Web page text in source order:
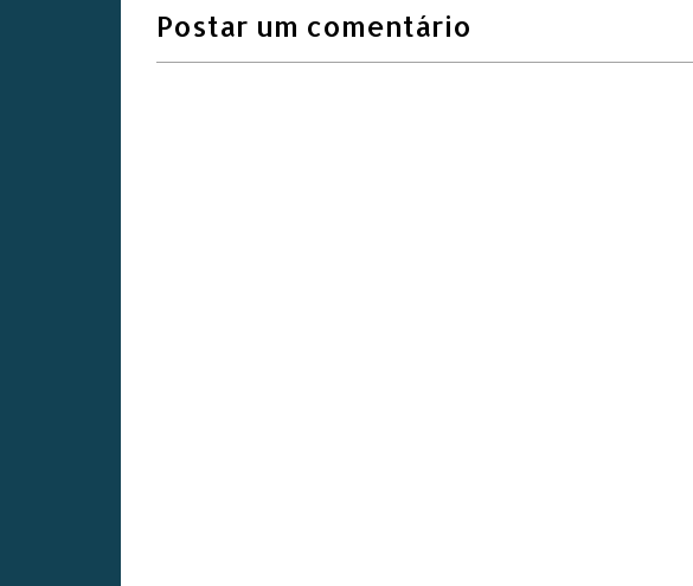
Postar um comentário